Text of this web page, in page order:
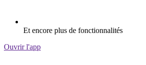
Et encore plus de fonctionnalités
Ouvrir l'app